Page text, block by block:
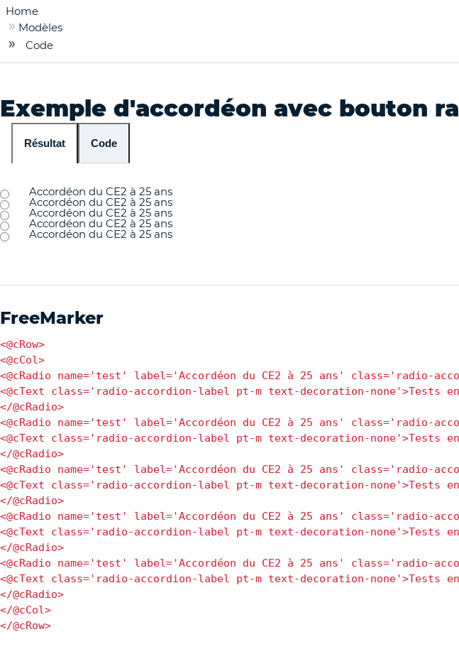
Home
Modèles
Code
Exemple d'accordéon avec bouton
Résultat Code
Accordéon du CE2 à 25 ans
Accordéon du CE2 à 25 ans
Accordéon du CE2 à 25 ans
Accordéon du CE2 à 25 ans
Accordéon du CE2 à 25 ans
FreeMarker
<@cRow>
<@cCol>
<@cRadio name='test' label='Accordéon du CE2 à 25 ans' class='radio-
<@cText class='radio-accordion-label pt-m text-decoration-none'>Tests
</@cRadio>
<@cRadio name='test' label='Accordéon du CE2 à 25 ans'
<@cText class='radio-accordion-label pt-m text-decoration-none'>Tests
</@cRadio>
<@cRadio name='test' label='Accordéon du CE2 à 25 ans'
<@cText class='radio-accordion-label pt-m text-decoration-none'>Tests
</@cRadio>
<@cRadio name='test' label='Accordéon du CE2 à 25 ans'
<@cText class='radio-accordion-label pt-m text-decoration-none'>Tests
</@cRadio>
<@cRadio name='test' label='Accordéon du CE2 à 25 ans'
<@cText class='radio-accordion-label pt-m text-decoration-none'>Tests
</@cRadio>
</@cCol>